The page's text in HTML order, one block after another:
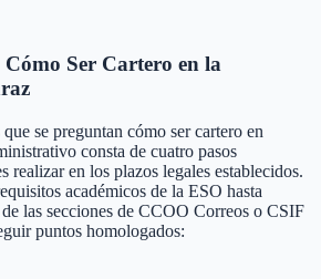
Cómo Ser Cartero en la
se preguntan cómo ser cartero en
consta de cuatro pasos
realizar en los plazos legales establecidos.
académicos de la ESO hasta
las secciones de CCOO Correos o CSIF
puntos homologados: